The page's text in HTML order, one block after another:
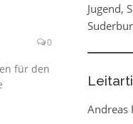
0
für den
Jugend,
Andreas